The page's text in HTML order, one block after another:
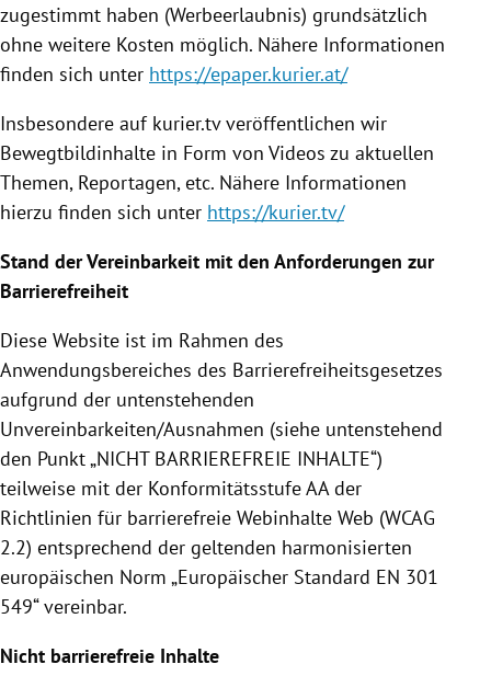
zugestimmt haben (Werbeerlaubnis) grundsätzlich
ohne weitere Kosten möglich. Nähere Informationen
finden sich unter https://epaper.kurier.at/
Insbesondere auf kurier.tv veröffentlichen wir
Bewegtbildinhalte in Form von Videos zu aktuellen
Themen, Reportagen, etc. Nähere Informationen
hierzu finden sich unter https://kurier.tv/
Stand der Vereinbarkeit mit den Anforderungen zur
Barrierefreiheit
Diese Website ist im Rahmen des
Anwendungsbereiches des Barrierefreiheitsgesetzes
aufgrund der untenstehenden
Unvereinbarkeiten/Ausnahmen (siehe untenstehend
den Punkt „NICHT BARRIEREFREIE INHALTE“)
teilweise mit der Konformitätsstufe AA der
Richtlinien für barrierefreie Webinhalte Web (WCAG
2.2) entsprechend der geltenden harmonisierten
europäischen Norm „Europäischer Standard EN 301
549“ vereinbar.
Nicht barrierefreie Inhalte